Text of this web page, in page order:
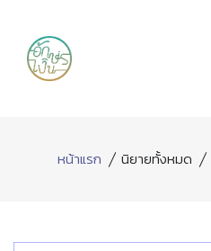
หน้าแรก นิยายทั้งหมด